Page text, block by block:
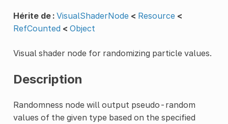
Hérite de : VisualShaderNode < Resource <
RefCounted < Object
Visual shader node for randomizing particle values.
Description
Randomness node will output pseudo-random
values of the given type based on the specified